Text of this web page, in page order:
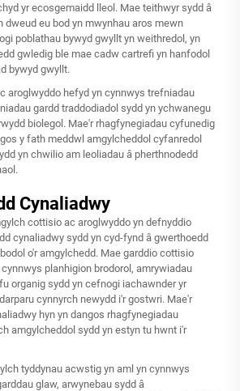
yr ecosgemaidd lleol. Mae teithwyr sydd â
dweud eu bod yn mwynhau aros mewn
poblathau bywyd gwyllt yn weithredol, yn
gwledig ble mae cadw cartrefi yn hanfodol
bywyd gwyllt.
aroglwyddo hefyd yn cynnwys trefniadau
gardd traddodiadol sydd yn ychwanegu
biolegol. Mae'r rhagfynegiadau cyfunedig
y fath meddwl amgylcheddol cyfanredol
yn chwilio am leoliadau â pherthnodedd
Cynaliadwy
cottisio ac aroglwyddo yn defnyddio
cynaliadwy sydd yn cyd-fynd â gwerthoedd
o'r amgylchedd. Mae garddio cottisio
planhigion brodorol, amrywiadau
organig sydd yn cefnogi iachawnder yr
cynnyrch newydd i'r gostwri. Mae'r
hyn yn dangos rhagfynegiadau
amgylcheddol sydd yn estyn tu hwnt i'r
tyddynau acwstig yn aml yn cynnwys
glaw, arwynebau sydd â